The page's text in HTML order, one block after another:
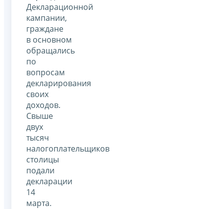
Декларационной
кампании,
граждане
в основном
обращались
по
вопросам
декларирования
своих
доходов.
Свыше
двух
тысяч
налогоплательщиков
столицы
подали
декларации
14
марта.